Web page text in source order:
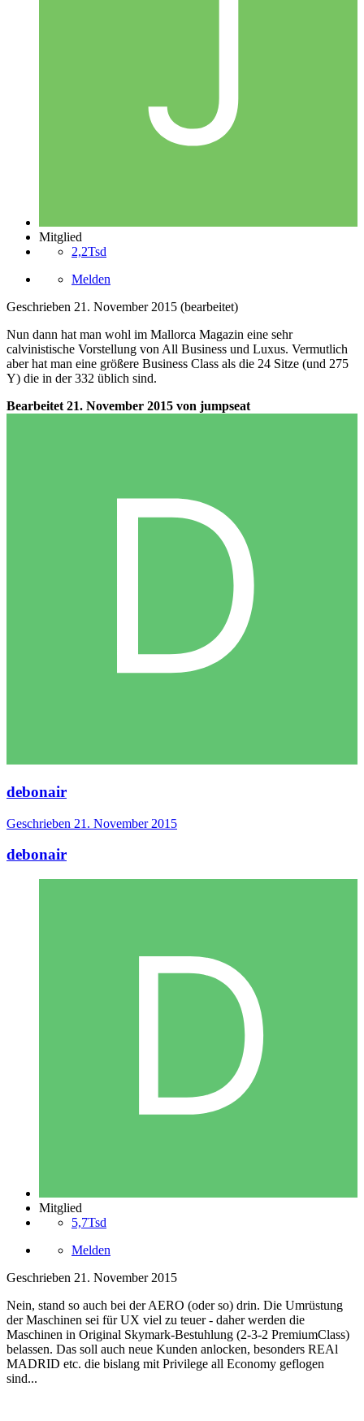
Mitglied
2,2Tsd
Melden
Geschrieben 21. November 2015 (bearbeitet)
Nun dann hat man wohl im Mallorca Magazin eine sehr
calvinistische Vorstellung von All Business und Luxus. Vermutlich
aber hat man eine größere Business Class als die 24 Sitze (und 275
Y) die in der 332 üblich sind.
Bearbeitet 21. November 2015 von jumpseat
debonair
Geschrieben 21. November 2015
debonair
Mitglied
5,7Tsd
Melden
Geschrieben 21. November 2015
Nein, stand so auch bei der AERO (oder so) drin. Die Umrüstung
der Maschinen sei für UX viel zu teuer - daher werden die
Maschinen in Original Skymark-Bestuhlung (2-3-2 PremiumClass)
belassen. Das soll auch neue Kunden anlocken, besonders REAl
MADRID etc. die bislang mit Privilege all Economy geflogen
sind...